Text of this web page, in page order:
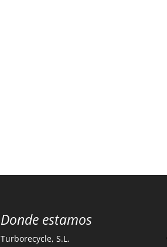
Donde estamos
Turborecycle, S.L.